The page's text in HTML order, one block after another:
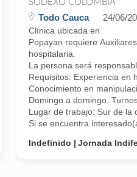
SODEXO COLOMBIA
Todo Cauca 24/06/
Clínica ubicada en
Popayan requiere
hospitalaria.
La persona será
Requisitos: Experiencia en
Conocimiento en
Domingo a domingo.
Lugar de trabajo: Sur de la
Si se encuentra
Indefinido
Jornada